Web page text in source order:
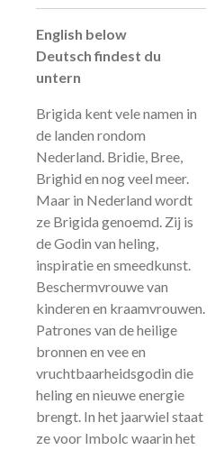
English below
Deutsch findest du
untern
Brigida kent vele namen in
de landen rondom
Nederland. Bridie, Bree,
Brighid en nog veel meer.
Maar in Nederland wordt
ze Brigida genoemd. Zij is
de Godin van heling,
inspiratie en smeedkunst.
Beschermvrouwe van
kinderen en kraamvrouwen.
Patrones van de heilige
bronnen en vee en
vruchtbaarheidsgodin die
heling en nieuwe energie
brengt. In het jaarwiel staat
ze voor Imbolc waarin het